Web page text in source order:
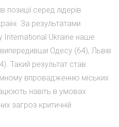
позиції серед лідерів
За результатами
International Ukraine наше
Одесу (64), Львів
Такий результат став
впровадженню міських
навіть в умовах
загроз критичній